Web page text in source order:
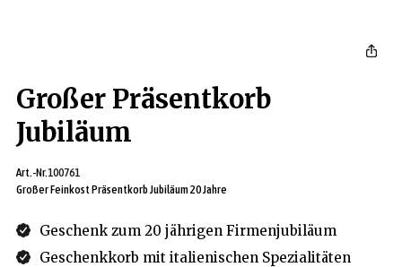
Großer Präsentkorb
Jubiläum
Art.-Nr.100761
Großer Feinkost Präsentkorb Jubiläum 20 Jahre
Geschenk zum 20 jährigen Firmenjubiläum
Geschenkkorb mit italienischen Spezialitäten